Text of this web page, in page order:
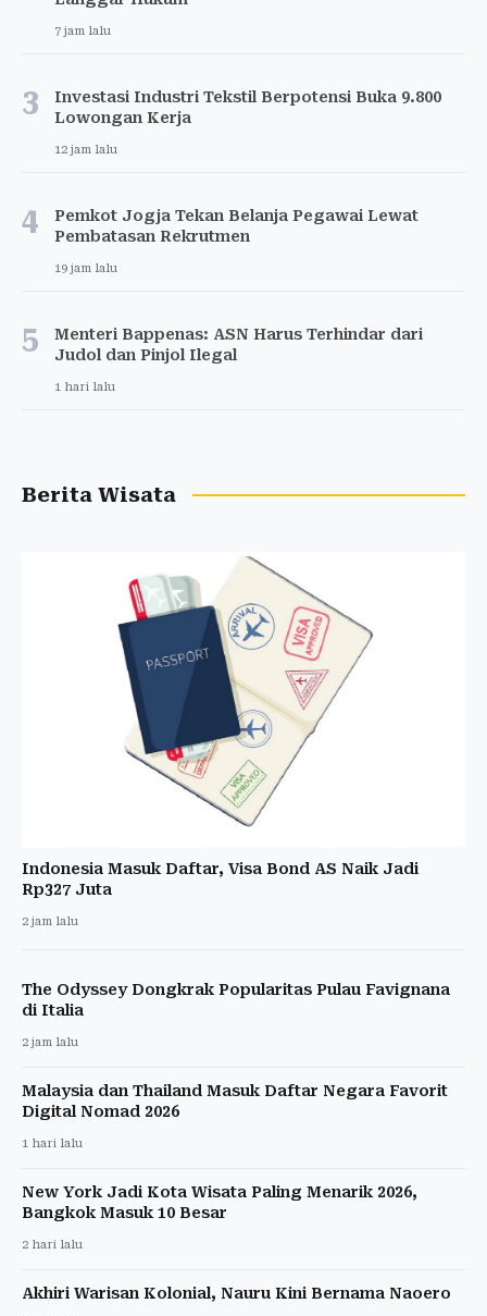
7 jam lalu
3
Investasi Industri Tekstil Berpotensi Buka 9.800
Lowongan Kerja
12 jam lalu
4
Pemkot Jogja Tekan Belanja Pegawai Lewat
Pembatasan Rekrutmen
19 jam lalu
5
Menteri Bappenas: ASN Harus Terhindar dari
Judol dan Pinjol Ilegal
1 hari lalu
Berita Wisata
Indonesia Masuk Daftar, Visa Bond AS Naik Jadi
Rp327 Juta
2 jam lalu
The Odyssey Dongkrak Popularitas Pulau Favignana
di Italia
2 jam lalu
Malaysia dan Thailand Masuk Daftar Negara Favorit
Digital Nomad 2026
1 hari lalu
New York Jadi Kota Wisata Paling Menarik 2026,
Bangkok Masuk 10 Besar
2 hari lalu
Akhiri Warisan Kolonial, Nauru Kini Bernama Naoero